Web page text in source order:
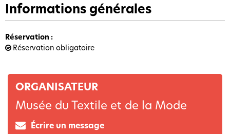
Informations générales
Réservation :
Réservation obligatoire
ORGANISATEUR
Musée du Textile et de la Mode
Écrire un message